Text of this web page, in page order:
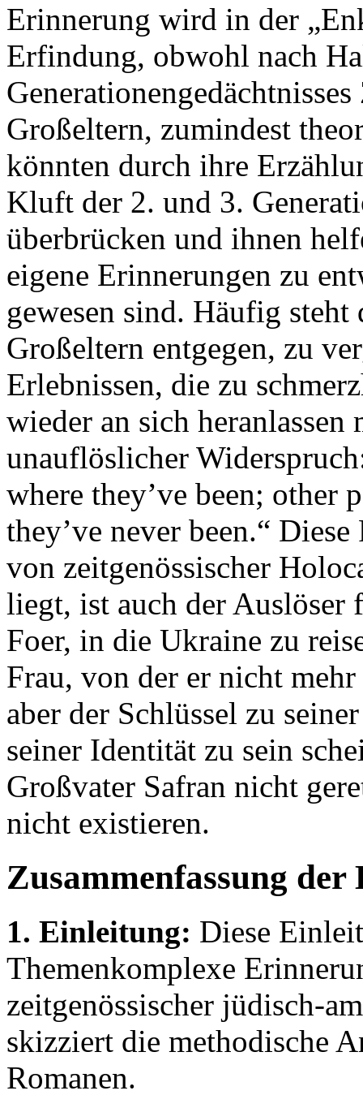
Erinnerung wird in der
Erfindung, obwohl nach
Großeltern, zumindest
könnten durch ihre
Kluft der 2. und 3.
überbrücken und ihnen
eigene Erinnerungen zu
gewesen sind. Häufig steht
Großeltern entgegen, zu
Erlebnissen, die zu
wieder an sich heranlassen
unauflöslicher
where they’ve been; other
they’ve never been.“
von zeitgenössischer
liegt, ist auch der Auslöser
Foer, in die Ukraine zu
Frau, von der er nicht
aber der Schlüssel zu
seiner Identität zu sein
Großvater Safran nicht
nicht existieren.
Zusammenfassung der
1. Einleitung: Diese
Themenkomplexe
zeitgenössischer jüdisch-
skizziert die methodische
Romanen.